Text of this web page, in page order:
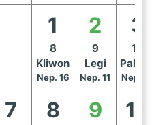
1
8
Kliwon
Nep. 16
2
9
Legi
Nep. 11
3
10
Nep.
7 8 9 10